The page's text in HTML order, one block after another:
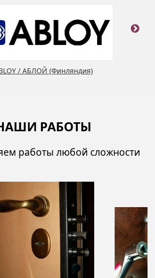
/ АБЛОЙ (Финляндия)
РАБОТЫ
работы любой сложности